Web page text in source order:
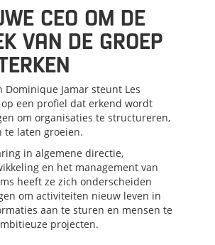
CEO OM DE
VAN DE GROEP
Dominique Jamar steunt Les
op een profiel dat erkend wordt
om organisaties te structureren,
te laten groeien.
in algemene directie,
en het management van
heeft ze zich onderscheiden
om activiteiten nieuw leven in
aan te sturen en mensen te
projecten.